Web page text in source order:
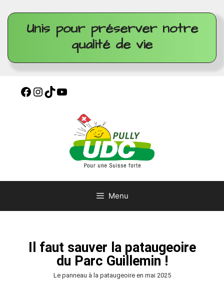
Unis pour préserver notre
qualité de vie
Menu
Il faut sauver la pataugeoire
du Parc Guillemin !
Le panneau à la pataugeoire en mai 2025